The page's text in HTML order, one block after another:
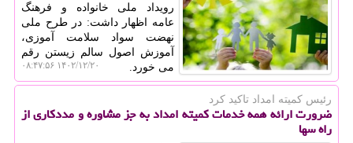
رویداد ملی خانواده و فرهنگ
عامه اظهار داشت: در طرح ملی
نهضت سواد سلامت آموزی،
آموزش اصول سالم زیستن رقم
می خورد.
۱۴۰۲/۱۲/۲۰ ۰۸:۴۷:۵۶
رئیس كمیته امداد تاكید كرد
ضرورت ارائه همه خدمات کمیته امداد به جز مشاوره و مددکاری از
راه سها